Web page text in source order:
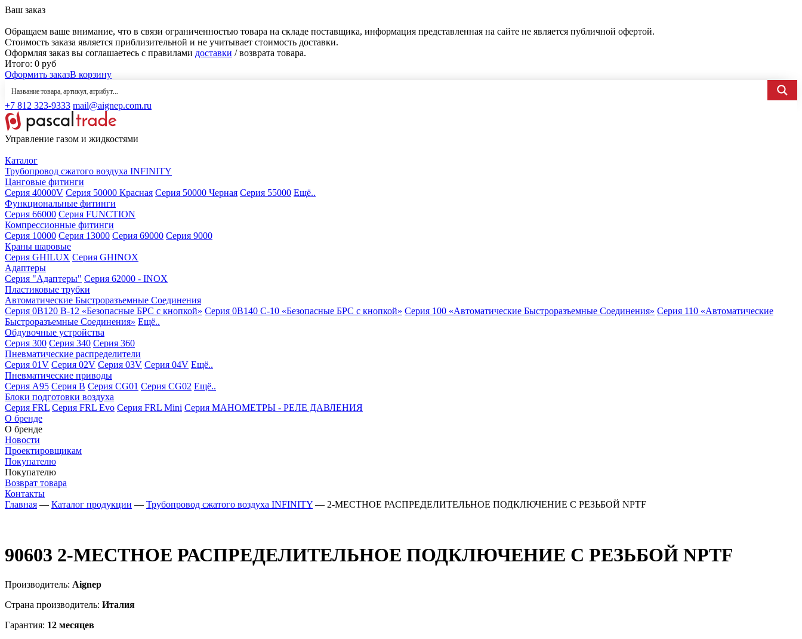
Ваш заказ
Обращаем ваше внимание, что в связи ограниченностью товара на складе поставщика, информация представленная на сайте не является публичной офертой.
Стоимость заказа является приблизительной и не учитывает стоимость доставки.
Оформляя заказ вы соглашаетесь с правилами доставки / возврата товара.
Итого: 0 руб
Оформить заказВ корзину
+7 812 323-9333 mail@aignep.com.ru
Управление газом и жидкостями
Каталог
Трубопровод сжатого воздуха INFINITY
Цанговые фитинги
Серия 40000V Серия 50000 Красная Серия 50000 Черная Серия 55000 Ещё..
Функциональные фитинги
Серия 66000 Серия FUNCTION
Компрессионные фитинги
Серия 10000 Серия 13000 Серия 69000 Серия 9000
Краны шаровые
Серия GHILUX Серия GHINOX
Адаптеры
Серия "Адаптеры" Серия 62000 - INOX
Пластиковые трубки
Автоматические Быстроразъемные Соединения
Серия 0B120 B-12 «Безопасные БРС с кнопкой» Серия 0B140 C-10 «Безопасные БРС с кнопкой» Серия 100 «Автоматические Быстроразъемные Соединения» Серия 110 «Автоматические
Быстроразъемные Соединения» Ещё..
Обдувочные устройства
Серия 300 Серия 340 Серия 360
Пневматические распределители
Серия 01V Серия 02V Серия 03V Серия 04V Ещё..
Пневматические приводы
Серия A95 Серия B Серия CG01 Серия CG02 Ещё..
Блоки подготовки воздуха
Серия FRL Серия FRL Evo Серия FRL Mini Серия МАНОМЕТРЫ - РЕЛЕ ДАВЛЕНИЯ
О бренде
О бренде
Новости
Проектировщикам
Покупателю
Покупателю
Возврат товара
Контакты
Главная — Каталог продукции — Трубопровод сжатого воздуха INFINITY — 2-МЕСТНОЕ РАСПРЕДЕЛИТЕЛЬНОЕ ПОДКЛЮЧЕНИЕ С РЕЗЬБОЙ NPTF
90603 2-МЕСТНОЕ РАСПРЕДЕЛИТЕЛЬНОЕ ПОДКЛЮЧЕНИЕ С РЕЗЬБОЙ NPTF
Производитель: Aignep
Страна производитель: Италия
Гарантия: 12 месяцев